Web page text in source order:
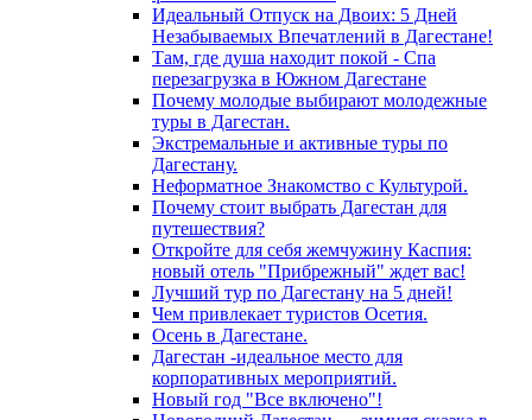
Идеальный Отпуск на Двоих: 5 Дней
Незабываемых Впечатлений в Дагестане!
Там, где душа находит покой - Спа
перезагрузка в Южном Дагестане
Почему молодые выбирают молодежные
туры в Дагестан.
Экстремальные и активные туры по
Дагестану.
Неформатное Знакомство с Культурой.
Почему стоит выбрать Дагестан для
путешествия?
Откройте для себя жемчужину Каспия:
новый отель "Прибрежный" ждет вас!
Лучший тур по Дагестану на 5 дней!
Чем привлекает туристов Осетия.
Осень в Дагестане.
Дагестан -идеальное место для
корпоративных мероприятий.
Новый год "Все включено"!